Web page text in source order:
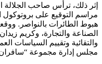
إثر ذلك، ترأس صاحب
مراسم التوقيع على بروتوكول
هبوط الطائرات بالنواصر.
الصناعة والتجارة، وكريم
والتقائية وتقييم السياسات
مجلس إدارة مجموعة